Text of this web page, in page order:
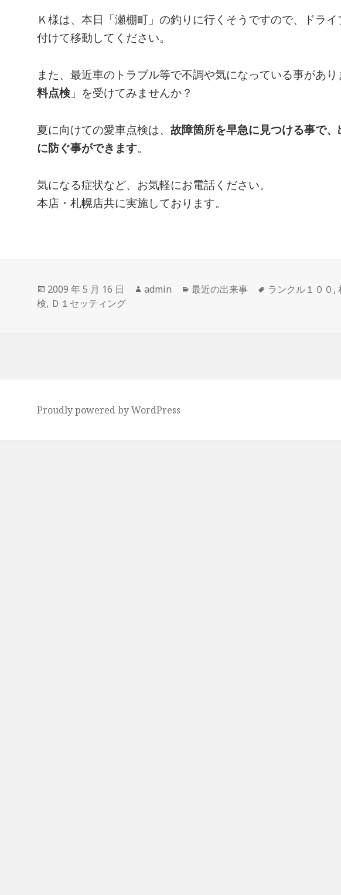
Ｋ様は、本日「瀬棚町」の釣りに行くそうですので、ドラ
付けて移動してください。
また、最近車のトラブル等で不調や気になっている事があ
料点検 」を受けてみませんか？
夏に向けての愛車点検は、故障箇所を早急に見つける事で
に防ぐ事ができます。
気になる症状など、お気軽にお電話ください。
本店・札幌店共に実施しております。
投
稿
2009 年 5 月 16 日
作
admin
カ
最近の出来事
タ
ランクル１００ ,
検, Ｄ１セッティング
Proudly powered by WordPress